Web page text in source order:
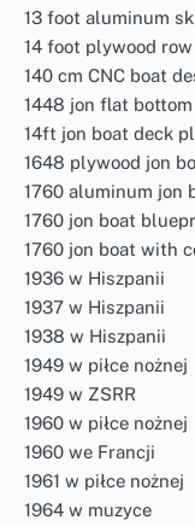
13 foot aluminum
14 foot plywood
140 cm CNC boat
1448 jon flat
14ft jon boat deck
1648 plywood jon
1760 aluminum jon
1760 jon boat
1760 jon boat with
1936 w Hiszpanii
1937 w Hiszpanii
1938 w Hiszpanii
1949 w piłce nożnej
1949 w ZSRR
1960 w piłce nożnej
1960 we Francji
1961 w piłce nożnej
1964 w muzyce